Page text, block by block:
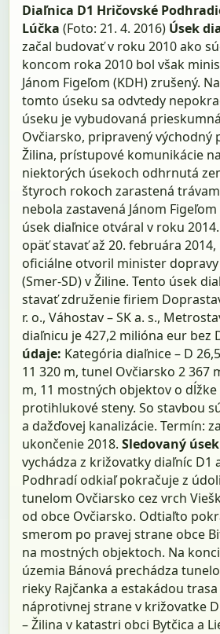
Diaľnica D1 Hričovské
Lúčka (Foto: 21. 4. 2016) Úsek
začal budovať v roku 2010 ako
koncom roka 2010 bol však
Jánom Figeľom (KDH) zrušený.
tomto úseku sa odvtedy
úseku je vybudovaná
Ovčiarsko, pripravený východný
Žilina, prístupové komunikácie
niektorých úsekoch odhrnutá
štyroch rokoch zarastená
nebola zastavená Jánom
úsek diaľnice otváral v roku 2014.
opäť stavať až 20. februára
oficiálne otvoril minister dopravy
(Smer-SD) v Žiline. Tento úsek
stavať združenie firiem
r. o., Váhostav – SK a. s.,
diaľnicu je 427,2 milióna eur bez
údaje: Kategória diaľnice – D
11 320 m, tunel Ovčiarsko 2 367
m, 11 mostných objektov o dĺžke
protihlukové steny. So stavbou
a dažďovej kanalizácie. Termín:
ukončenie 2018.Sledovaný úsek
vychádza z križovatky diaľníc D1
Podhradí odkiaľ pokračuje z
tunelom Ovčiarsko cez vrch
od obce Ovčiarsko. Odtiaľto
smerom po pravej strane obce
na mostných objektoch. Na
územia Bánová prechádza
rieky Rajčanka a estakádou
náprotivnej strane v križovatke
– Žilina v katastri obci Bytčica a